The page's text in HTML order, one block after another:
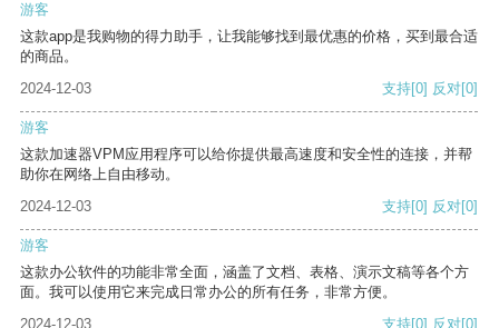
游客
这款app是我购物的得力助手，让我能够找到最优惠的价格，买到最合适
的商品。
2024-12-03
支持[0] 反对[0]
游客
这款加速器VPM应用程序可以给你提供最高速度和安全性的连接，并帮
助你在网络上自由移动。
2024-12-03
支持[0] 反对[0]
游客
这款办公软件的功能非常全面，涵盖了文档、表格、演示文稿等各个方
面。我可以使用它来完成日常办公的所有任务，非常方便。
2024-12-03
支持[0] 反对[0]